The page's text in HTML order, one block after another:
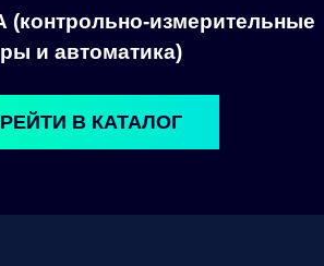
(контрольно-измерительные
и автоматика)
В КАТАЛОГ